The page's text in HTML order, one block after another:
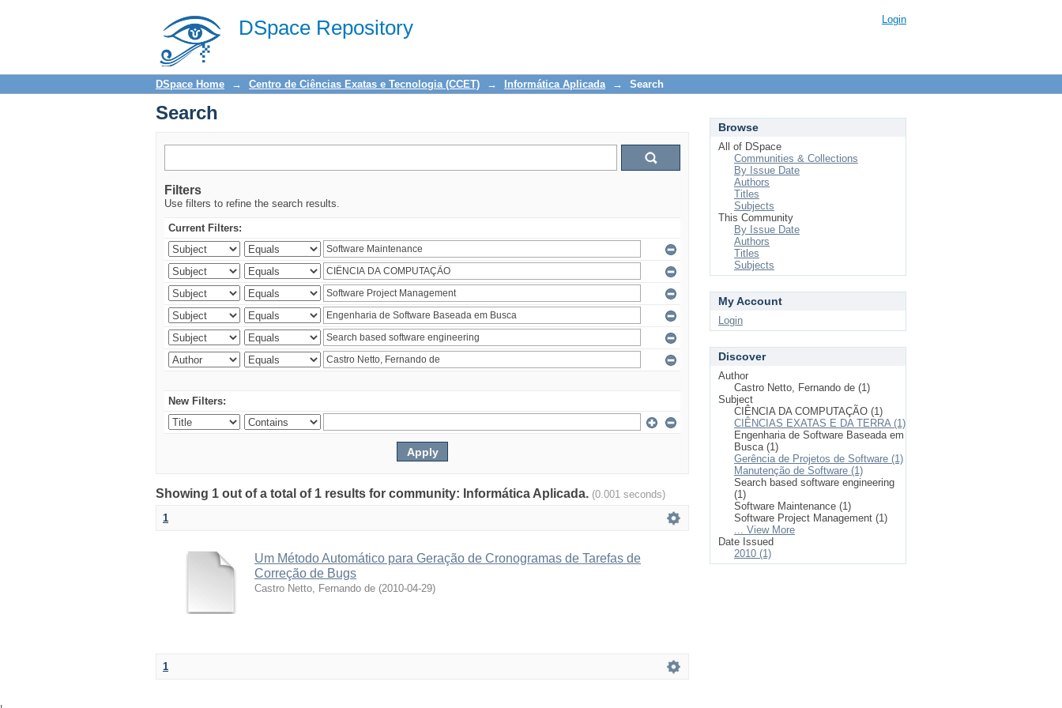
DSpace Repository
Search Login
DSpace Home → Centro de Ciências Exatas e Tecnologia (CCET) → Informática Aplicada → Search
Search
Filters
Use filters to refine the search results.
Current Filters:
New Filters:
Showing 1 out of a total of 1 results for community: Informática Aplicada. (0.001 seconds)
1
Um Método Automático para Geração de Cronogramas de Tarefas de
Correção de Bugs
Castro Netto, Fernando de (2010-04-29)
1
Browse
All of DSpace
Communities & Collections
By Issue Date
Authors
Titles
Subjects
This Community
By Issue Date
Authors
Titles
Subjects
My Account
Login
Discover
Author
Castro Netto, Fernando de (1)
Subject
CIÊNCIA DA COMPUTAÇÃO (1)
CIÊNCIAS EXATAS E DA TERRA (1)
Engenharia de Software Baseada em
Busca (1)
Gerência de Projetos de Software (1)
Manutenção de Software (1)
Search based software engineering
(1)
Software Maintenance (1)
Software Project Management (1)
... View More
Date Issued
2010 (1)